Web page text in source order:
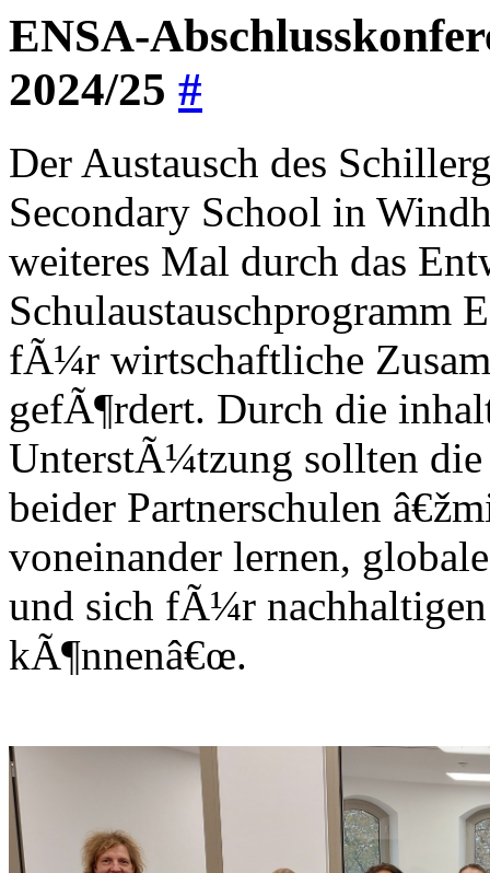
ENSA-
2024/25 #
Der Austausch des
Secondary School in
weiteres Mal durch das
Schulaustauschprogramm
fÃ¼r wirtschaftliche
gefÃ¶rdert. Durch die
UnterstÃ¼tzung sollten
beider Partnerschulen
voneinander lernen,
und sich fÃ¼r
kÃ¶nnenâ€œ.